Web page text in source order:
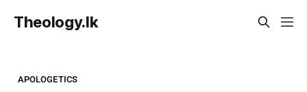
Theology.lk
APOLOGETICS